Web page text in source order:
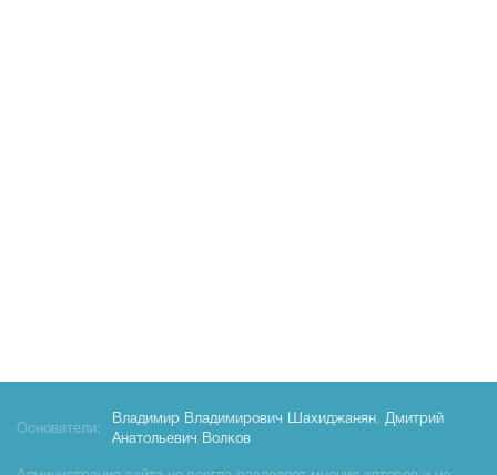
Основатели:
Владимир Владимирович Шахиджанян, Дмитрий
Анатольевич Волков